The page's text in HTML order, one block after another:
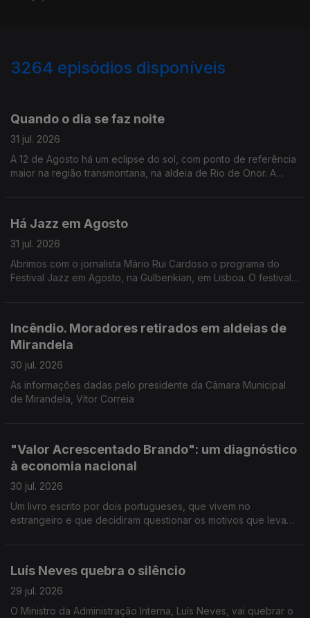
3264 episódios disponíveis
Quando o dia se faz noite
31 jul. 2026
A 12 de Agosto há um eclipse do sol, com ponto de referência
maior na região transmontana, na aldeia de Rio de Onor. A
Há Jazz em Agosto
31 jul. 2026
Abrimos com o jornalista Mário Rui Cardoso o programa do
Festival Jazz em Agosto, na Gulbenkian, em Lisboa. O festival
Incêndio. Moradores retirados em aldeias de
Mirandela
30 jul. 2026
As informações dadas pelo presidente da Câmara Municipal
de Mirandela, Vítor Correia
"Valor Acrescentado Brando": um diagnóstico
à economia nacional
30 jul. 2026
Um livro escrito por dois portugueses, que vivem no
estrangeiro e que decidiram questionar os motivos que levam
Luís Neves quebra o silêncio
29 jul. 2026
O Ministro da Administração Interna, Luís Neves, vai quebrar o